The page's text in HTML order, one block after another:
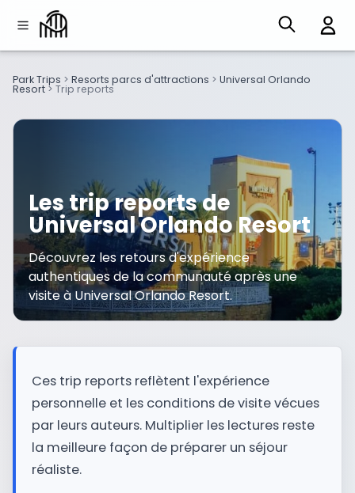
Park Trips > Resorts parcs d'attractions > Universal Orlando
Resort > Trip reports
Les trip reports de
Universal Orlando Resort
Découvrez les retours d'expérience
authentiques de la communauté après une
visite à Universal Orlando Resort.
Ces trip reports reflètent l'expérience
personnelle et les conditions de visite vécues
par leurs auteurs. Multiplier les lectures reste
la meilleure façon de préparer un séjour
réaliste.